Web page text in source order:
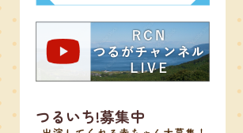
つるいち!募集中